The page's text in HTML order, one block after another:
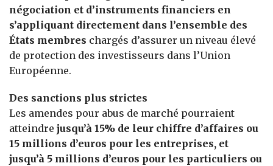
négociation et d’instruments financiers en
s’appliquant directement dans l’ensemble des
États membres chargés d’assurer un niveau élevé
de protection des investisseurs dans l’Union
Européenne.
Des sanctions plus strictes
Les amendes pour abus de marché pourraient
atteindre jusqu’à 15% de leur chiffre d’affaires ou
15 millions d’euros pour les entreprises, et
jusqu’à 5 millions d’euros pour les particuliers ou